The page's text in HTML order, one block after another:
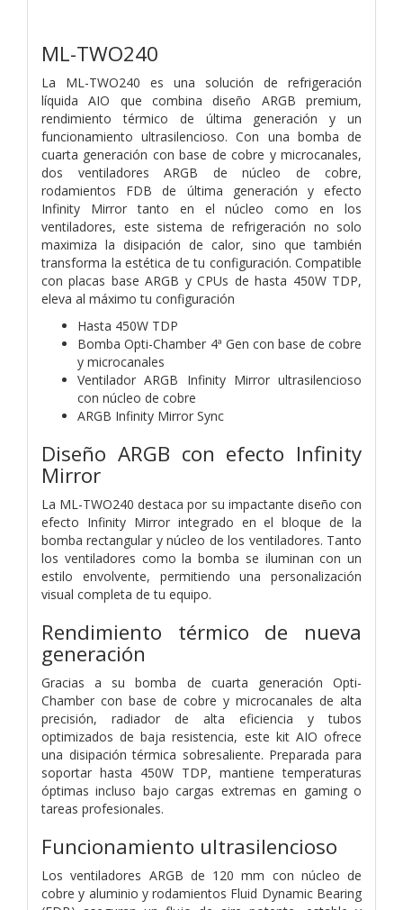
ML-TWO240
La ML-TWO240 es una solución de refrigeración
líquida AIO que combina diseño ARGB premium,
rendimiento térmico de última generación y un
funcionamiento ultrasilencioso. Con una bomba de
cuarta generación con base de cobre y microcanales,
dos ventiladores ARGB de núcleo de cobre,
rodamientos FDB de última generación y efecto
Infinity Mirror tanto en el núcleo como en los
ventiladores, este sistema de refrigeración no solo
maximiza la disipación de calor, sino que también
transforma la estética de tu configuración. Compatible
con placas base ARGB y CPUs de hasta 450W TDP,
eleva al máximo tu configuración
Hasta 450W TDP
Bomba Opti-Chamber 4ª Gen con base de cobre
y microcanales
Ventilador ARGB Infinity Mirror ultrasilencioso
con núcleo de cobre
ARGB Infinity Mirror Sync
Diseño ARGB con efecto Infinity
Mirror
La ML-TWO240 destaca por su impactante diseño con
efecto Infinity Mirror integrado en el bloque de la
bomba rectangular y núcleo de los ventiladores. Tanto
los ventiladores como la bomba se iluminan con un
estilo envolvente, permitiendo una personalización
visual completa de tu equipo.
Rendimiento térmico de nueva
generación
Gracias a su bomba de cuarta generación Opti-
Chamber con base de cobre y microcanales de alta
precisión, radiador de alta eficiencia y tubos
optimizados de baja resistencia, este kit AIO ofrece
una disipación térmica sobresaliente. Preparada para
soportar hasta 450W TDP, mantiene temperaturas
óptimas incluso bajo cargas extremas en gaming o
tareas profesionales.
Funcionamiento ultrasilencioso
Los ventiladores ARGB de 120 mm con núcleo de
cobre y aluminio y rodamientos Fluid Dynamic Bearing